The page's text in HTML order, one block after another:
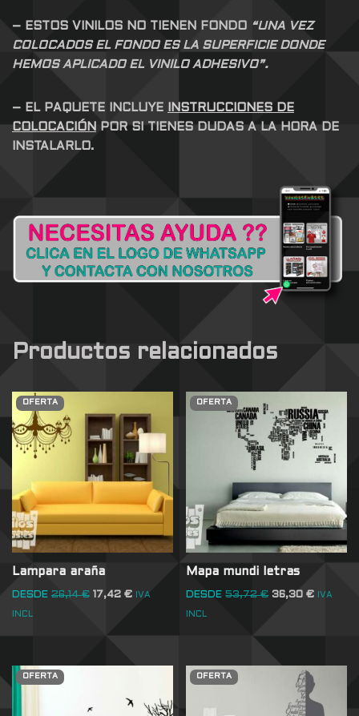
– ESTOS VINILOS NO TIENEN FONDO “UNA VEZ
COLOCADOS EL FONDO ES LA SUPERFICIE DONDE
HEMOS APLICADO EL VINILO ADHESIVO”.
– EL PAQUETE INCLUYE
INSTRUCCIONES DE
COLOCACIÓN
POR SI TIENES DUDAS A LA HORA DE
INSTALARLO.
Productos relacionados
OFERTA
Lampara araña
DESDE 26,14€ 17,42 € IVA
INCL
OFERTA
Mapa mundi letras
DESDE 53,72€ 36,30€ IVA
INCL
OFERTA OFERTA